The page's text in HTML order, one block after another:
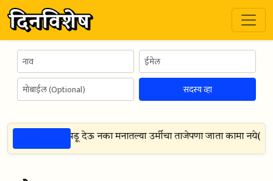
सदस्य व्हा
आड्या मनावर पडू देऊ नका मनातल्या उर्मीचा ताजेपणा जाता कामा नये(